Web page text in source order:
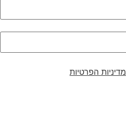
מדיניות הפרטיות